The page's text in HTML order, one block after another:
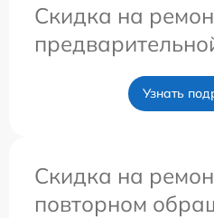
Скидка на
Узнать
Скидка на
повторном